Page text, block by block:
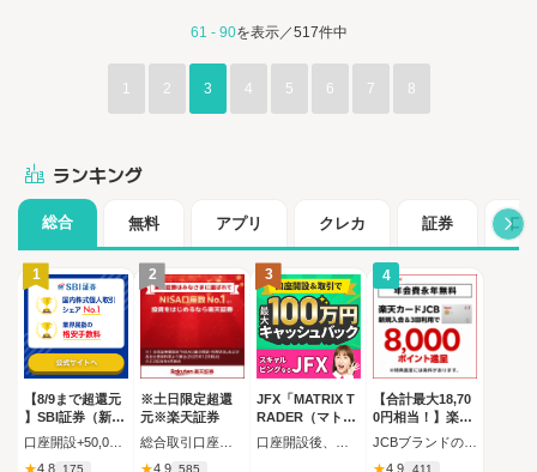
61 - 90を表示／517件中
1 2 3 4 5 6 7 8
ランキング
総合 無料 アプリ クレカ 証券 口
1
【8/9まで超還元
】SBI証券（新規
口座開設+50,000
円以上入金）
★4.8 175
2
※土日限定超還
元※楽天証券
★4.9 585
3
JFX「MATRIX T
RADER（マトリ
ックストレーダ
ー）」
4
【合計最大18,70
0円相当！】楽天
カード【JCBキ
ャンペーン実施
★4.9 411